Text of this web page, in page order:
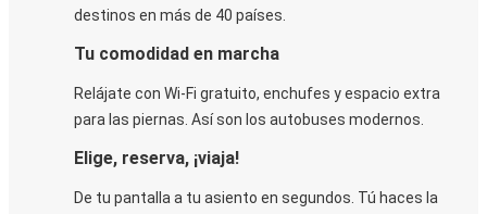
destinos en más de 40 países.
Tu comodidad en marcha
Relájate con Wi-Fi gratuito, enchufes y espacio extra
para las piernas. Así son los autobuses modernos.
Elige, reserva, ¡viaja!
De tu pantalla a tu asiento en segundos. Tú haces la